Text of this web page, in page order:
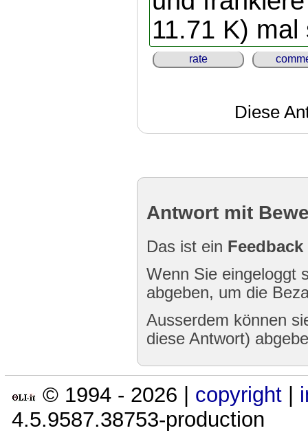
11.71 K)
rate
Diese
Antwort mit
Das ist ein Feedback
Wenn Sie eingeloggt
abgeben, um die
Ausserdem können
diese Antwort)
© 1994 - 2026 copyright
4.5.9587.38753-production